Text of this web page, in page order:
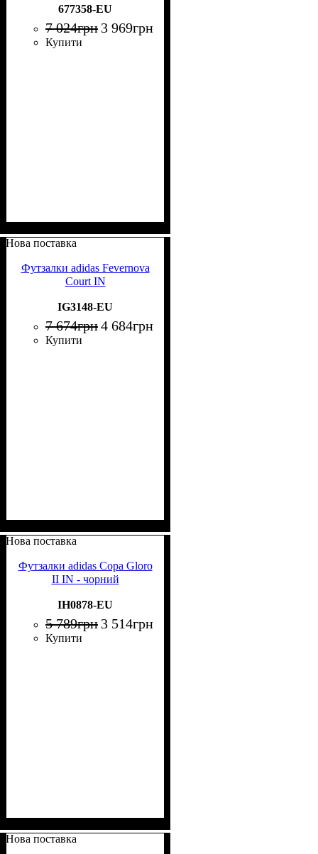
677358-EU
7 024грн 3 969грн
Купити
Нова поставка
Футзалки adidas Fevernova
Court IN
IG3148-EU
7 674грн4 684грн
Купити
Нова поставка
Футзалки adidas Copa Gloro
II IN - чорний
IH0878-EU
5 789грн 3 514грн
Купити
Нова поставка